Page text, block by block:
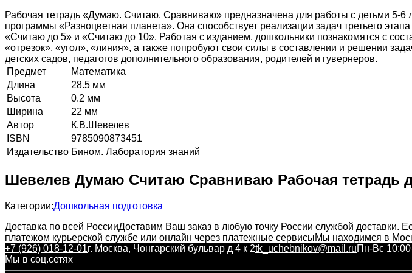
Рабочая тетрадь «Думаю. Считаю. Сравниваю» предназначена для работы с детьми 5-6
программы «Разноцветная планета». Она способствует реализации задач третьего
«Считаю до 5» и «Считаю до 10». Работая с изданием, дошкольники познакомятся с
«отрезок», «угол», «линия», а также попробуют свои силы в составлении и решении
детских садов, педагогов дополнительного образования, родителей и гувернеров.
Предмет
Математика
Длина
28.5 мм
Высота
0.2 мм
Ширина
22 мм
Автор
К.В.Шевелев
ISBN
9785090873451
Издательство Бином. Лаборатория знаний
Шевелев Думаю Считаю Сравниваю Рабочая
Категории:Дошкольная подготовка
Доставка по всей РоссииДоставим Ваш заказ в любую точку России службой доставки.
платежом курьерской службе или онлайн через платежные сервисыМы находимся в
+7 (926) 018-12-01г. Москва, Чонгарский бульвар д 4 к 2tk_uchebnikov@mail.ruПн-Вс
Мы в соц.сетях